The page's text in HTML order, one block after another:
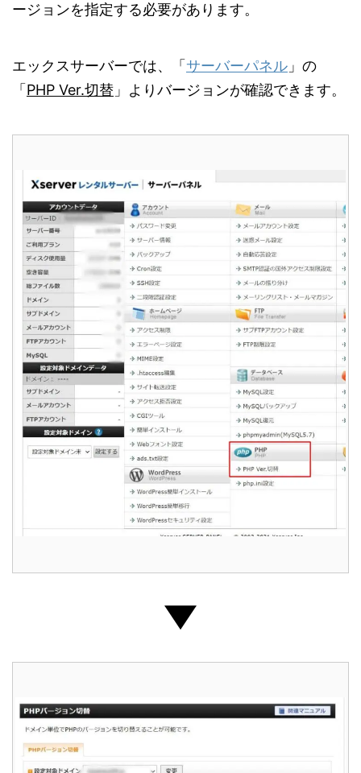
ージョンを指定する必要があります。
エックスサーバーでは、「 サーバーパネル 」の
「 PHP Ver.切替 」よりバージョンが確認できます。